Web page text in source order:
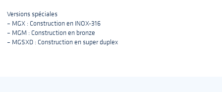
Versions spéciales
– MGX : Construction en INOX-316
– MGM : Construction en bronze
– MGSXD : Construction en super duplex